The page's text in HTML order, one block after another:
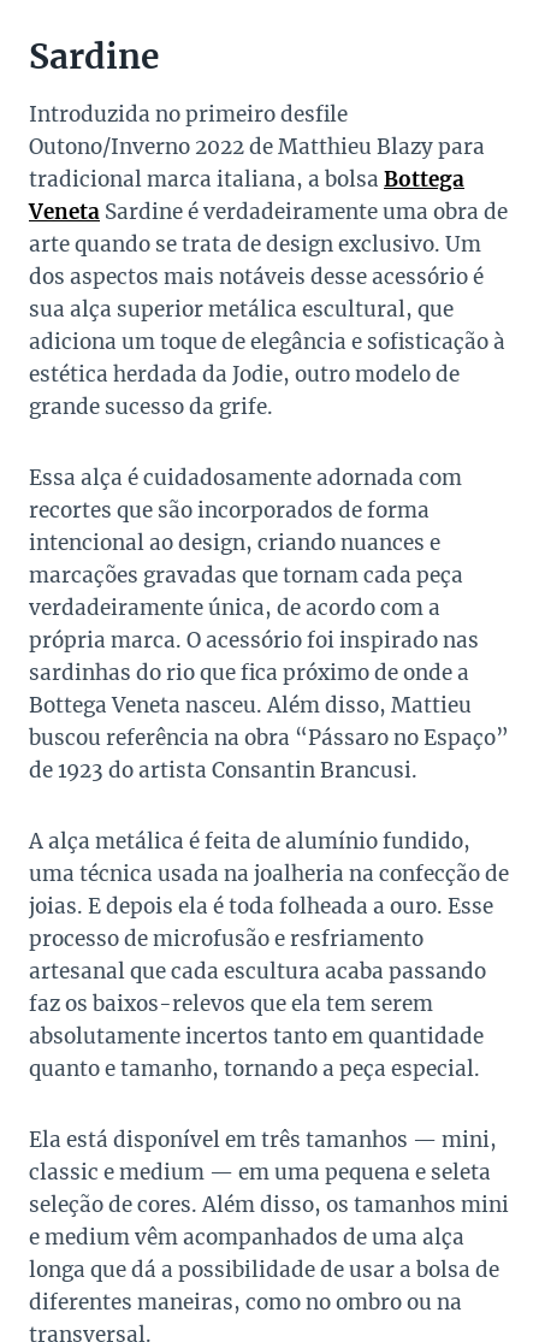
Sardine
Introduzida no primeiro desfile
Outono/Inverno 2022 de Matthieu Blazy para
tradicional marca italiana, a bolsa Bottega
Veneta Sardine é verdadeiramente uma obra de
arte quando se trata de design exclusivo. Um
dos aspectos mais notáveis desse acessório é
sua alça superior metálica escultural, que
adiciona um toque de elegância e sofisticação à
estética herdada da Jodie, outro modelo de
grande sucesso da grife.
Essa alça é cuidadosamente adornada com
recortes que são incorporados de forma
intencional ao design, criando nuances e
marcações gravadas que tornam cada peça
verdadeiramente única, de acordo com a
própria marca. O acessório foi inspirado nas
sardinhas do rio que fica próximo de onde a
Bottega Veneta nasceu. Além disso, Mattieu
buscou referência na obra “Pássaro no Espaço”
de 1923 do artista Consantin Brancusi.
A alça metálica é feita de alumínio fundido,
uma técnica usada na joalheria na confecção de
joias. E depois ela é toda folheada a ouro. Esse
processo de microfusão e resfriamento
artesanal que cada escultura acaba passando
faz os baixos-relevos que ela tem serem
absolutamente incertos tanto em quantidade
quanto e tamanho, tornando a peça especial.
Ela está disponível em três tamanhos — mini,
classic e medium — em uma pequena e seleta
seleção de cores. Além disso, os tamanhos mini
e medium vêm acompanhados de uma alça
longa que dá a possibilidade de usar a bolsa de
diferentes maneiras, como no ombro ou na
transversal.